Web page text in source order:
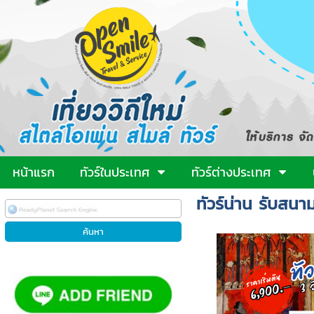
หน้าแรก ทัวร์ในประเทศ ทัวร์ต่างประเทศ
ทัวร์น่าน รับสนา